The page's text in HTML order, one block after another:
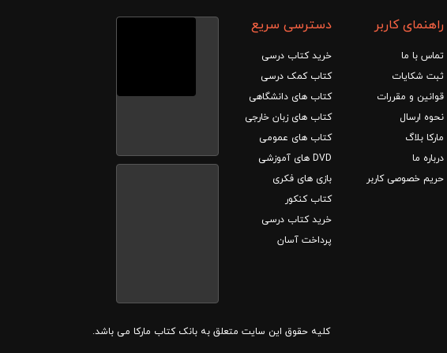
راهنمای کاربر
تماس با ما
ثبت شکایات
قوانین و مقررات
نحوه ارسال
مارکا بلاگ
درباره ما
حریم خصوصی کاربر
دسترسی سریع
خرید کتاب درسی
کتاب کمک درسی
کتاب های دانشگاهی
کتاب های زبان خارجی
کتاب های عمومی
DVD های آموزشی
بازی های فکری
کتاب کنکور
خرید کتاب درسی
پرداخت آسان
کلیه حقوق این سایت متعلق به بانک کتاب مارکا می باشد.